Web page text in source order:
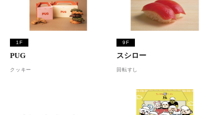
1F
PUG
クッキー
9F
スシロー
回転すし